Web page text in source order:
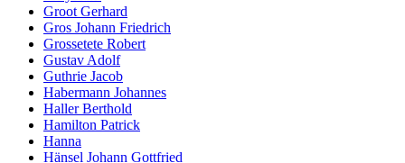
Groot Gerhard
Gros Johann Friedrich
Grossetete Robert
Gustav Adolf
Guthrie Jacob
Habermann Johannes
Haller Berthold
Hamilton Patrick
Hanna
Hänsel Johann Gottfried